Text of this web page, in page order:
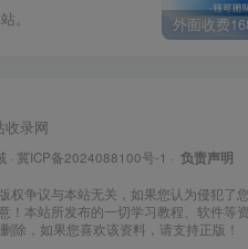
。
收录网
· 冀ICP备2024088100号-1 · 负责声明
权争议与本站无关，如果您认为侵犯了
！本站所发布的一切学习教程、软件等
除，如果您喜欢该资料，请支持正版！